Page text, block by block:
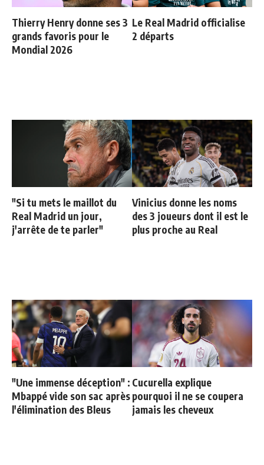
Thierry Henry donne ses 3
grands favoris pour le
Mondial 2026
Le Real Madrid officialise
2 départs
"Si tu mets le maillot du
Real Madrid un jour,
j'arrête de te parler"
Vinicius donne les noms
des 3 joueurs dont il est le
plus proche au Real
"Une immense déception" :
Mbappé vide son sac après
l'élimination des Bleus
Cucurella explique
pourquoi il ne se coupera
jamais les cheveux